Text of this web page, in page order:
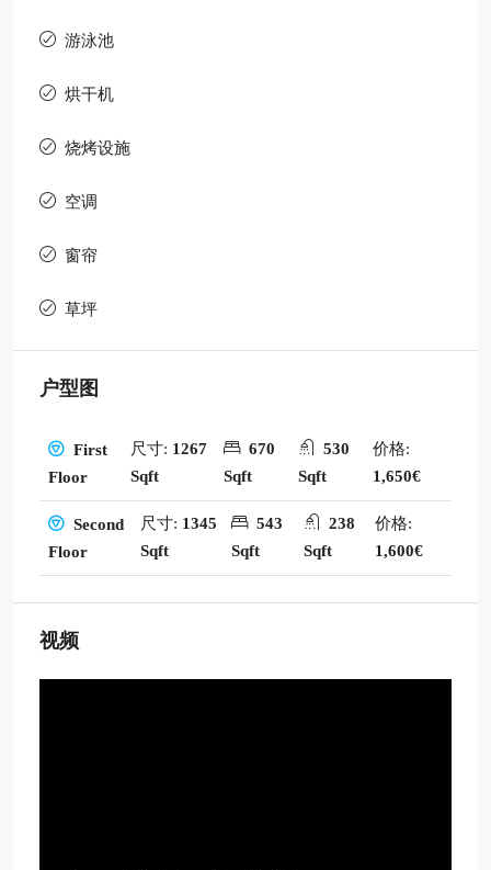
游泳池
烘干机
烧烤设施
空调
窗帘
草坪
户型图
First
Floor
尺寸: 1267
Sqft
670
Sqft
530
Sqft
价格:
1,650€
Second
Floor
尺寸: 1345
Sqft
543
Sqft
238
Sqft
价格:
1,600€
视频